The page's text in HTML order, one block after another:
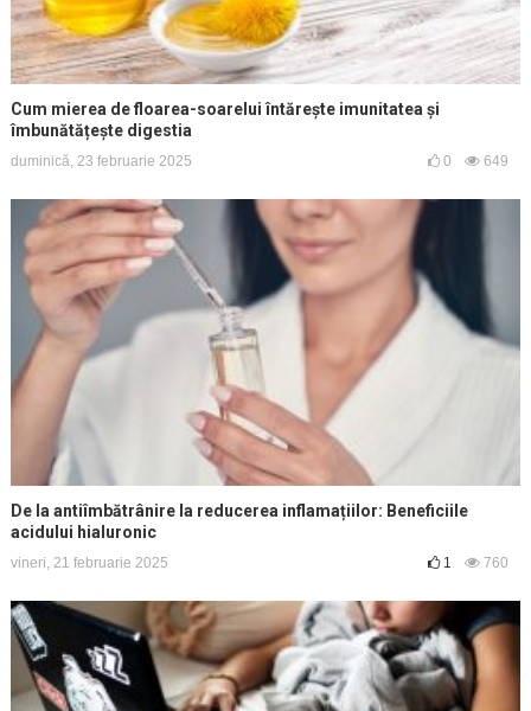
Cum mierea de floarea-soarelui întărește imunitatea și
îmbunătățește digestia
duminică, 23 februarie 2025 0 649
De la antiîmbătrânire la reducerea inflamațiilor: Beneficiile
acidului hialuronic
vineri, 21 februarie 2025 1 760